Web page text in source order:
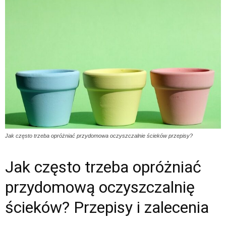
Jak często trzeba opróżniać przydomowa oczyszczalnie ścieków przepisy?
Jak często trzeba opróżniać
przydomową oczyszczalnię
ścieków? Przepisy i zalecenia